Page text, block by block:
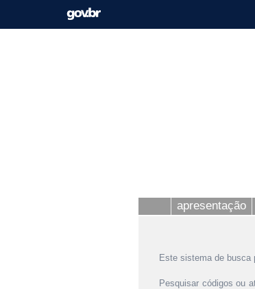
apresentação
Este sistema de busca
Pesquisar códigos ou